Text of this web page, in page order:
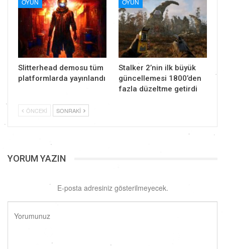
OYUN
Slitterhead demosu tüm
platformlarda yayınlandı
OYUN
Stalker 2’nin ilk büyük
güncellemesi 1800’den
fazla düzeltme getirdi
ÖNCEKI SONRAKI
YORUM YAZIN
E-posta adresiniz gösterilmeyecek.